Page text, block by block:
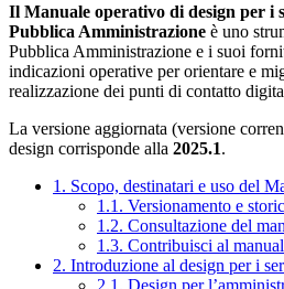
Il Manuale operativo di design per i
Pubblica Amministrazione è uno
Pubblica Amministrazione e i suoi
indicazioni operative per orientare e
realizzazione dei punti di contatto
La versione aggiornata (versione
design corrisponde alla 2025.1.
1. Scopo, destinatari e uso del
1.1. Versionamento e
1.2. Consultazione del
1.3. Contribuisci al
2. Introduzione al design per i
2.1. Design per